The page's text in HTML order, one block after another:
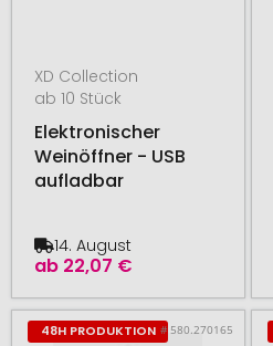
XD Collection
ab 10 Stück
Elektronischer
Weinöffner - USB
aufladbar
ab 22,07 €
14. August
48H PRODUKTION # 580.270165